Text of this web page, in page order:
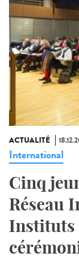
ACTUALITÉ
International
Cinq
Réseau
Instituts